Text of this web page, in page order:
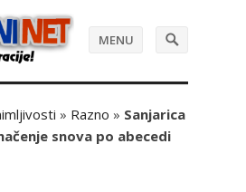
MENU
» Razno » Sanjarica
snova po abecedi